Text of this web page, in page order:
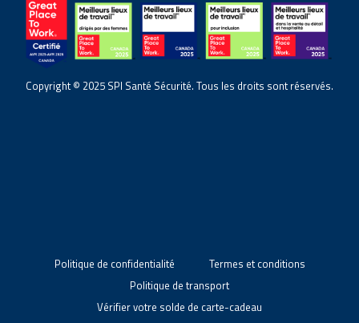
Copyright © 2025 SPI Santé Sécurité. Tous les droits sont réservés.
Politique de confidentialité
Termes et conditions
Politique de transport
Vérifier votre solde de carte-cadeau